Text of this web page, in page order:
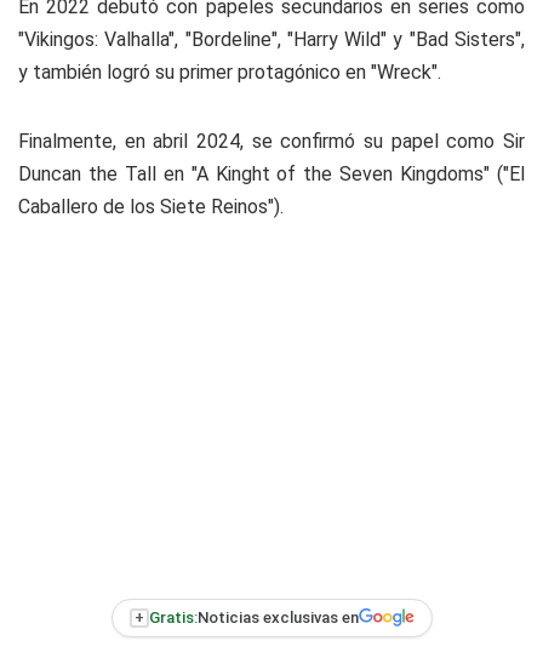
En 2022 debutó con papeles secundarios en series como
"Vikingos: Valhalla", "Bordeline", "Harry Wild" y "Bad Sisters",
y también logró su primer protagónico en "Wreck".
Finalmente, en abril 2024, se confirmó su papel como Sir
Duncan the Tall en "A Kinght of the Seven Kingdoms" ("El
Caballero de los Siete Reinos").
+ Gratis:Noticias exclusivas en